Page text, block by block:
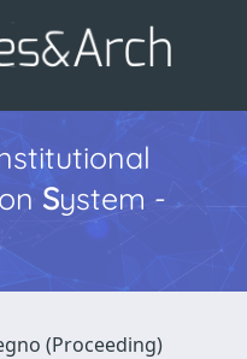
System -
(Proceeding)